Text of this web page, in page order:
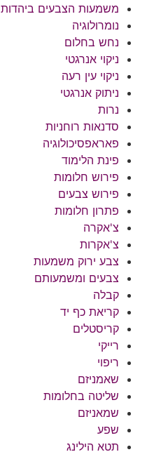
משמעות הצבעים ביהדות
נומרולוגיה
נחש בחלום
ניקוי אנרגטי
ניקוי עין רעה
ניתוק אנרגטי
נרות
סדנאות רוחניות
פאראפסיכולוגיה
פינת הלימוד
פירוש חלומות
פירוש צבעים
פתרון חלומות
צ'אקרה
צ'אקרות
צבע ירוק משמעות
צבעים ומשמעותם
קבלה
קריאת כף יד
קריסטלים
רייקי
ריפוי
שאמניזם
שליטה בחלומות
שמאניזם
שפע
תטא הילינג